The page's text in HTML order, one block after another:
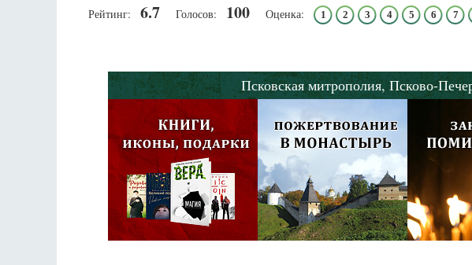
Рейтинг: 6.7 Голосов: 100 Оценка: 1 2 3 4 5 6 7
Псковская митрополия, Псково-